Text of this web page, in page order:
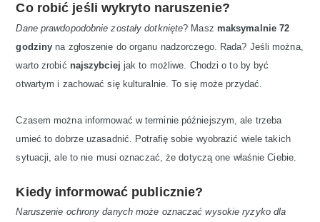
Co robić jeśli wykryto naruszenie?
Dane prawdopodobnie zostały dotknięte? Masz maksymalnie 72
godziny na zgłoszenie do organu nadzorczego. Rada? Jeśli można,
warto zrobić najszybciej jak to możliwe. Chodzi o to by być
otwartym i zachować się kulturalnie. To się może przydać.
Czasem można informować w terminie późniejszym, ale trzeba
umieć to dobrze uzasadnić. Potrafię sobie wyobrazić wiele takich
sytuacji, ale to nie musi oznaczać, że dotyczą one właśnie Ciebie.
Kiedy informować publicznie?
Naruszenie ochrony danych może oznaczać wysokie ryzyko dla